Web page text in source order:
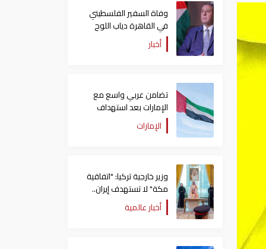
وفاة السفير الفلسطيني
في القاهرة دياب اللوح
أخبار
تضامن عربي واسع مع
الإمارات بعد استهداف
ناقلة في مضيق هرمز
الإمارات
وزير خارجية تركيا: "اتفاقية
مكة" لا تستهدف إيران..
ومصر قد تنضم إليها
أخبار عالمية